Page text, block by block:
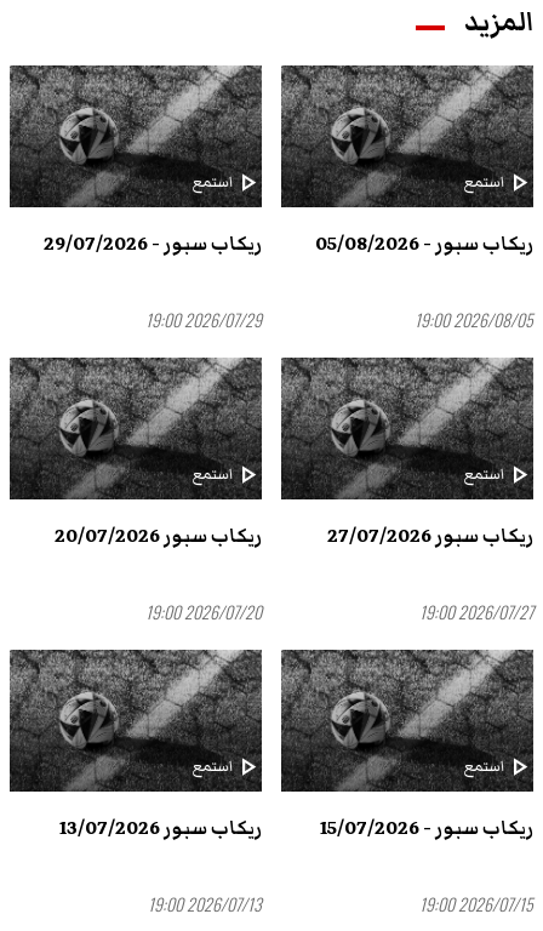
المزيد
play_arrowاستمع
ريكاب سبور - 05/08/2026
2026/08/05 19:00
play_arrowاستمع
ريكاب سبور - 29/07/2026
2026/07/29 19:00
play_arrowاستمع
ريكاب سبور 27/07/2026
2026/07/27 19:00
play_arrowاستمع
ريكاب سبور 20/07/2026
2026/07/20 19:00
play_arrowاستمع
ريكاب سبور - 15/07/2026
2026/07/15 19:00
play_arrowاستمع
ريكاب سبور 13/07/2026
2026/07/13 19:00